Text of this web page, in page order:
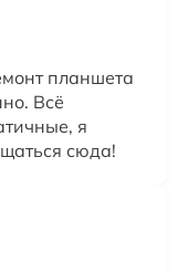
планшета
Всё
я
сюда!